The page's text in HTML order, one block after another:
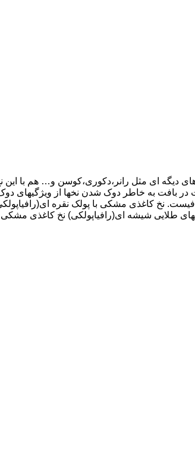
دیگه ای مثل رانر،دکوری،کوسن و… هم با این
بافت به خاطر دوک شدن نخها از ویژگیهای دوک
کیف مجلسی با دهانه ۱ عدد کافیست. برای کلاه ۱ عدد کافیست. برای کیف متوسط ۲ عدد کافیست. نخ
طلایی شیشه ای(رافیاپولکی) نخ کاغذی مشکی